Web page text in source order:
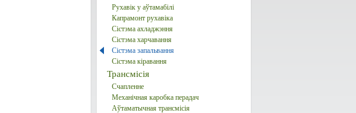
Рухавік у аўтамабілі
Капрамонт рухавіка
Сістэма ахладжэння
Сістэма харчавання
Сістэма запальвання
Сістэма кіравання
Трансмісія
Счапленне
Механічная каробка перадач
Аўтаматычная трансмісія